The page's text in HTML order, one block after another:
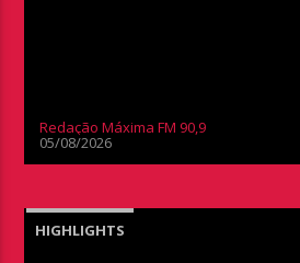
Redação Máxima FM 90,9
05/08/2026
HIGHLIGHTS